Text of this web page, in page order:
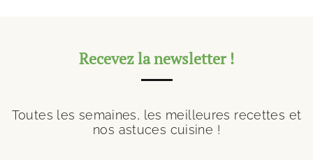
Recevez la newsletter !
Toutes les semaines, les meilleures recettes et
nos astuces cuisine !